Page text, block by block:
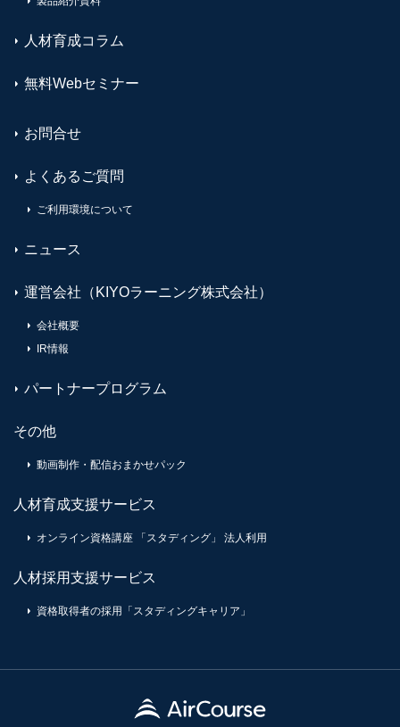
人材育成コラム
無料Webセミナー
お問合せ
よくあるご質問
ご利用環境について
ニュース
運営会社（KIYOラーニング株式会社）
会社概要
IR情報
パートナープログラム
その他
動画制作・配信おまかせパック
人材育成支援サービス
オンライン資格講座 「スタディング」 法人利用
人材採用支援サービス
資格取得者の採用「スタディングキャリア」